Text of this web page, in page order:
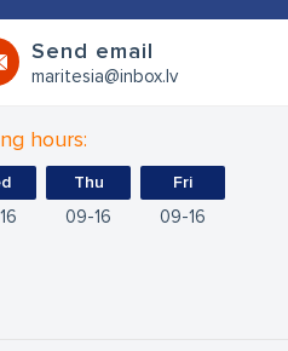
Send email
maritesia@inbox.lv
hours:
16
Thu
09 16
Fri
09 16